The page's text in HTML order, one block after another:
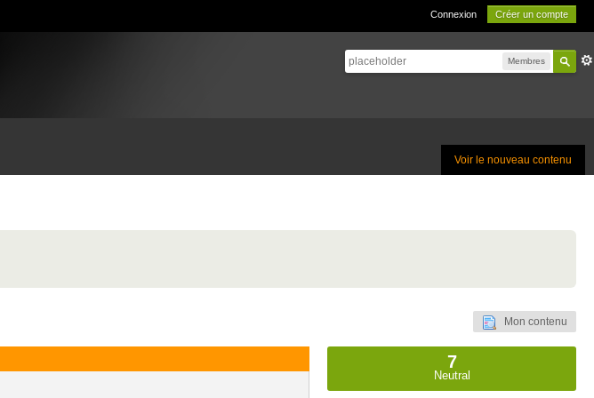
Connexion Créer un compte
Membres
Voir le nouveau contenu
Mon contenu
7
Neutral